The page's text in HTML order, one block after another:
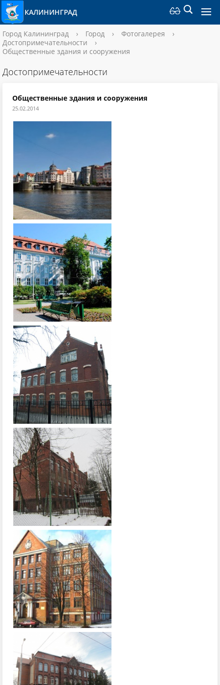
КАЛИНИНГРАД
Город Калининград › Город › Фотогалерея
›
Достопримечательности
›
Общественные здания и сооружения
Достопримечательности
Общественные здания и сооружения
25.02.2014